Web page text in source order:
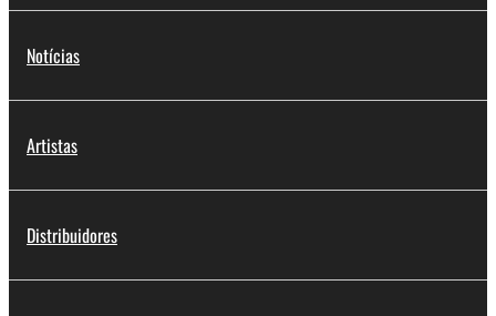
Notícias
Artistas
Distribuidores